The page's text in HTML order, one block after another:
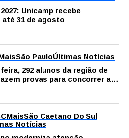
Unicamp recebe
31 de agosto
São PauloÚltimas Notícias
292 alunos da região de
provas para concorrer a
internacional
MaisSão Caetano Do Sul
Notícias